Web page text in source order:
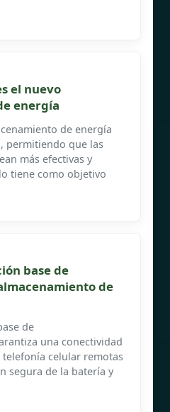
el nuevo
energía
de energía
permitiendo que las
más efectivas y
tiene como objetivo
base de
de
de
una conectividad
celular remotas
segura de la batería y